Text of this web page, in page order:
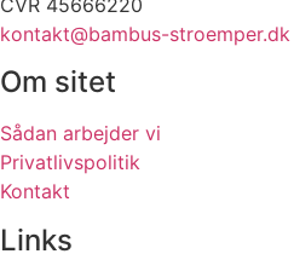
kontakt@bambus-stroemper.dk
Om sitet
Sådan arbejder vi
Privatlivspolitik
Kontakt
Links